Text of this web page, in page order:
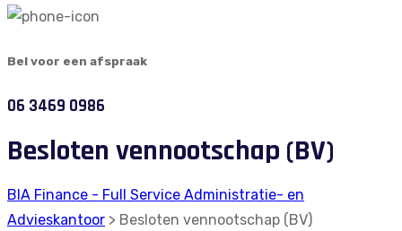
Bel voor een afspraak
06 3469 0986
Besloten vennootschap (BV)
BIA Finance - Full Service Administratie- en
Advieskantoor > Besloten vennootschap (BV)